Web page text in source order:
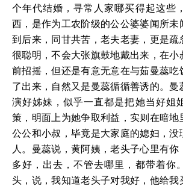
个年代结婚，寻常人家哪买得起这些
西，是作为工农阶级的公公婆婆闻所未
到后来，同甘共苦，老夫老妻，更是疏
很聪明，不会大张旗鼓地戴出来，在小
前招摇，但还是有意无意在与茹曼蕊吃
了出来，自然又是曼蕊循循善诱的。曼
演好姊妹，似乎一直都是把她当好姐
策，明面上为她争取利益，实则在暗地
公公和小叔，毕竟是大家庭的媳妇，没
人。曼蕊说，黄阿姨，老头子心里有
多好，出去，不管去哪里，都带着你
头，说，我知道老头子对我好，他给我